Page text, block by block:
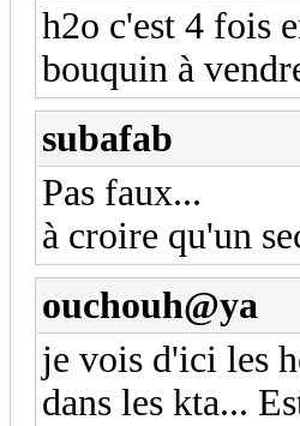
h2o c'est 4 fois
bouquin à
subafab
Pas faux...
à croire qu'un
ouchouh@ya
je vois d'ici les
dans les kta...